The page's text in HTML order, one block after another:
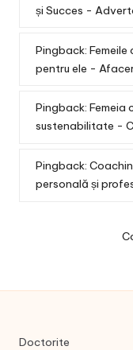
și Succes -
Pingback:
pentru ele -
Pingback: Femeia
sustenabilitate -
Pingback:
personală și
Doctorite